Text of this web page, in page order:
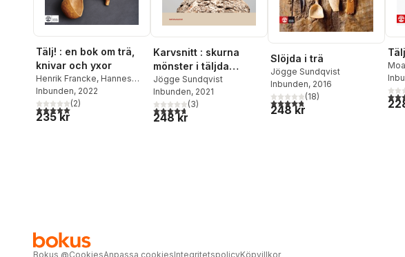
Tälj! : en bok om trä,
knivar och yxor
Henrik Francke, Hannes
Dahlrot
Inbunden, 2022
5,0utav 5 stjärnor. Totalt antal röster:
(2)
235 kr
Karvsnitt : skurna
mönster i täljda
föremål
Jögge Sundqvist
Inbunden, 2021
4,7utav 5 stjärnor. Totalt antal röster:
(3)
248 kr
Slöjda i trä
Jögge Sundqvist
Inbunden, 2016
4,8utav 5 stjärnor. Totalt antal
(18)
248 kr
5,0
Bokus @CookiesAnpassa cookiesIntegritetspolicyKöpvillkor